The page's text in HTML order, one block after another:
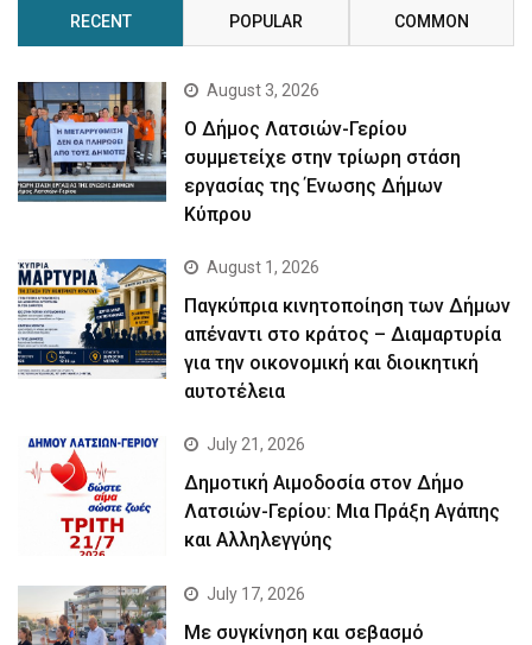
RECENT POPULAR COMMON
August 3, 2026
Ο Δήμος Λατσιών-Γερίου
συμμετείχε στην τρίωρη στάση
εργασίας της Ένωσης Δήμων
Κύπρου
August 1, 2026
Παγκύπρια κινητοποίηση των Δήμων
απέναντι στο κράτος – Διαμαρτυρία
για την οικονομική και διοικητική
αυτοτέλεια
July 21, 2026
Δημοτική Αιμοδοσία στον Δήμο
Λατσιών-Γερίου: Μια Πράξη Αγάπης
και Αλληλεγγύης
July 17, 2026
Με συγκίνηση και σεβασμό